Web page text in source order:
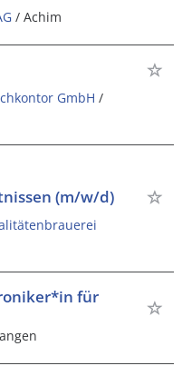
/ Achim
GmbH /
(m/w/d)
für